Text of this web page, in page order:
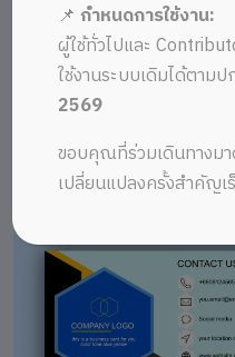
📌กำหนดการใช้งาน:
ผู้ใช้ทั่วไปและ
ใช้งานระบบเดิมได้ตาม
2569
ขอบคุณที่ร่วมเดินทางม
เปลี่ยนแปลงครั้งสำคัญเ